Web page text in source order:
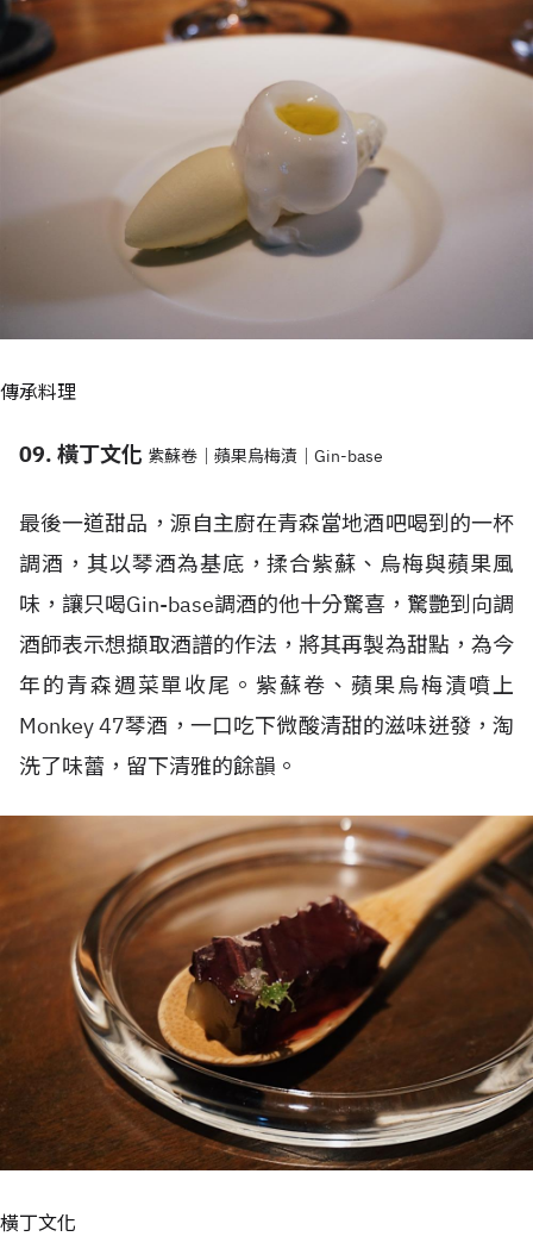
傳承料理
09. 橫丁文化 紫蘇卷｜蘋果烏梅漬｜Gin-base
最後一道甜品，源自主廚在青森當地酒吧喝到的一杯
調酒，其以琴酒為基底，揉合紫蘇、烏梅與蘋果風
味，讓只喝Gin-base調酒的他十分驚喜，驚艷到向調
酒師表示想擷取酒譜的作法，將其再製為甜點，為今
年的青森週菜單收尾。紫蘇卷、蘋果烏梅漬噴上
Monkey 47琴酒，一口吃下微酸清甜的滋味迸發，淘
洗了味蕾，留下清雅的餘韻。
橫丁文化